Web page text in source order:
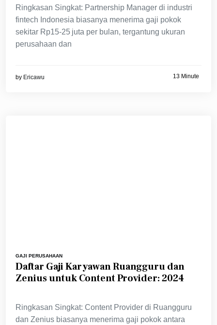
Ringkasan Singkat: Partnership Manager di industri
fintech Indonesia biasanya menerima gaji pokok
sekitar Rp15‑25 juta per bulan, tergantung ukuran
perusahaan dan
by Ericawu 13 Minute
GAJI PERUSAHAAN
Daftar Gaji Karyawan Ruangguru dan
Zenius untuk Content Provider: 2024
Ringkasan Singkat: Content Provider di Ruangguru
dan Zenius biasanya menerima gaji pokok antara